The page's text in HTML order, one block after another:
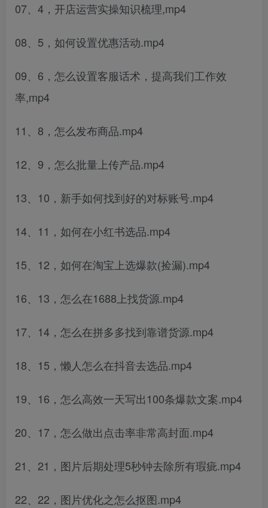
07、4，开店运营实操知识梳理,mp4
08、5，如何设置优惠活动.mp4
09、6，怎么设置客服话术，提高我们工作效
率,mp4
11、8，怎么发布商品.mp4
12、9，怎么批量上传产品.mp4
13、10，新手如何找到好的对标账号.mp4
14、11，如何在小红书选品.mp4
15、12，如何在淘宝上选爆款(捡漏).mp4
16、13，怎么在1688上找货源.mp4
17、14，怎么在拼多多找到靠谱货源.mp4
18、15，懒人怎么在抖音去选品.mp4
19、16，怎么高效一天写出100条爆款文案.mp4
20、17，怎么做出点击率非常高封面.mp4
21、21，图片后期处理5秒钟去除所有瑕疵.mp4
22、22，图片优化之怎么抠图.mp4